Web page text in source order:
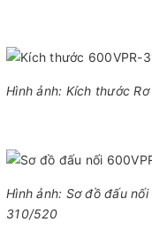
Hình ảnh: Kích thước
Hình ảnh: Sơ đồ đấu
310/520